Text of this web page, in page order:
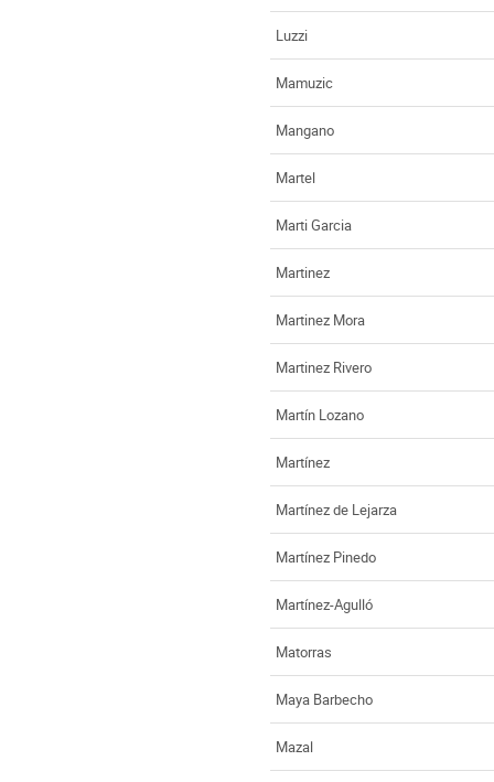
Luzzi
Mamuzic
Mangano
Martel
Marti Garcia
Martinez
Martinez Mora
Martinez Rivero
Martín Lozano
Martínez
Martínez de Lejarza
Martínez Pinedo
Martínez-Agulló
Matorras
Maya Barbecho
Mazal